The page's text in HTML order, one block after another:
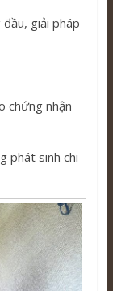
giải pháp
chứng nhận
phát sinh chi